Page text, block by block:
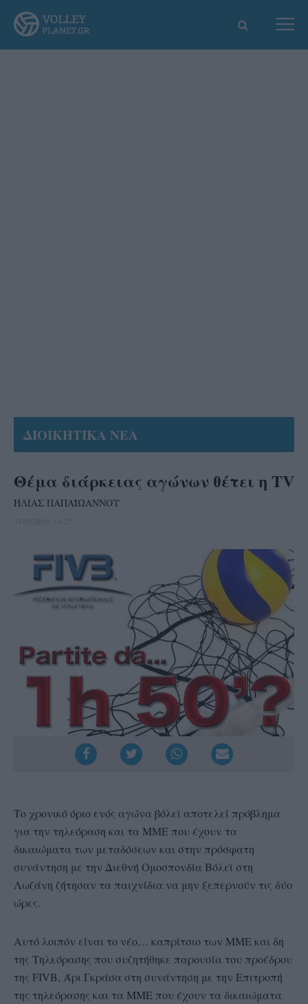
ΔΙΟΙΚΗΤΙΚΑ ΝΕΑ
Θέμα διάρκειας αγώνων θέτει η TV
ΗΛΙΑΣ ΠΑΠΑΪΩΑΝΝΟΥ
Το χρονικό όριο ενός αγώνα βόλεϊ αποτελεί πρόβλημα
για την τηλεόραση και τα ΜΜΕ που έχουν τα
δικαιώματα των μεταδόσεων και στην πρόσφατη
συνάντηση με την Διεθνή Ομοσπονδία Βόλεϊ στη
Λωζάνη ζήτησαν τα παιχνίδια να μην ξεπερνούν τις δύο
ώρες.
Αυτό λοιπόν είναι το νέο… καπρίτσιο των ΜΜΕ και δη
της Τηλεόρασης που συζητήθηκε παρουσία του προέδρου
της FIVB, Άρι Γκράσα στη συνάντηση με την Επιτροπή
της τηλεόρασης και τα ΜΜΕ που έχουν τα δικαιώματα